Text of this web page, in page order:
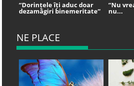
“Dorințele îți aduc doar
dezamăgiri binemeritate”
“Nu
nu...
NE PLACE